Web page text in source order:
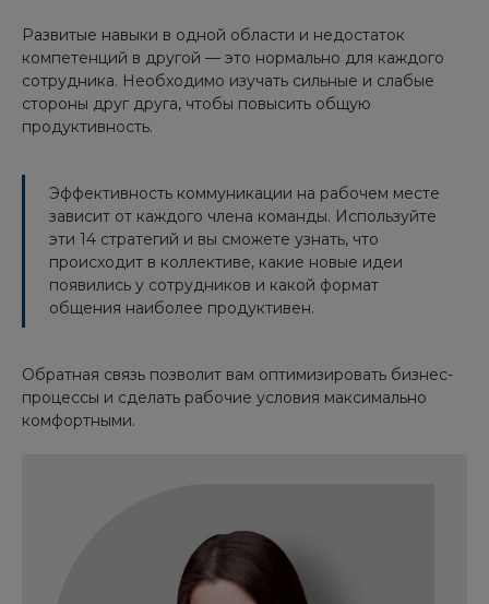
Развитые навыки в одной области и недостаток
компетенций в другой — это нормально для каждого
сотрудника. Необходимо изучать сильные и слабые
стороны друг друга, чтобы повысить общую
продуктивность.
Эффективность коммуникации на рабочем месте
зависит от каждого члена команды. Используйте
эти 14 стратегий и вы сможете узнать, что
происходит в коллективе, какие новые идеи
появились у сотрудников и какой формат
общения наиболее продуктивен.
Обратная связь позволит вам оптимизировать бизнес-
процессы и сделать рабочие условия максимально
комфортными.